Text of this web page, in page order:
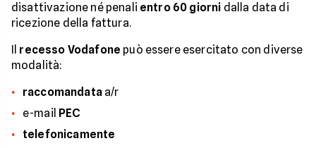
disattivazione né penali entro 60 giorni dalla data di
ricezione della fattura.
recesso Vodafone può essere esercitato con diverse
modalità:
raccomandataa/r
e-mail PEC
telefonicamente